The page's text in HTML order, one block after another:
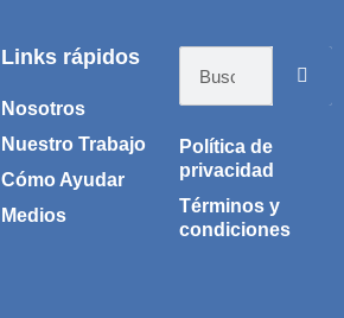
Links rápidos
Nosotros
Nuestro Trabajo
Cómo Ayudar
Medios
Política de
privacidad
Términos y
condiciones